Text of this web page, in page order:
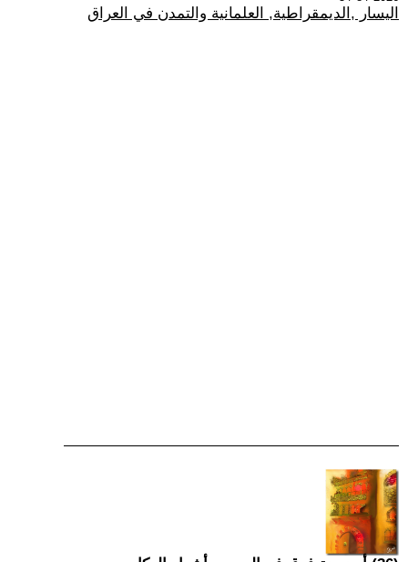
اليسار ,الديمقراطية, العلمانية والتمدن في العراق